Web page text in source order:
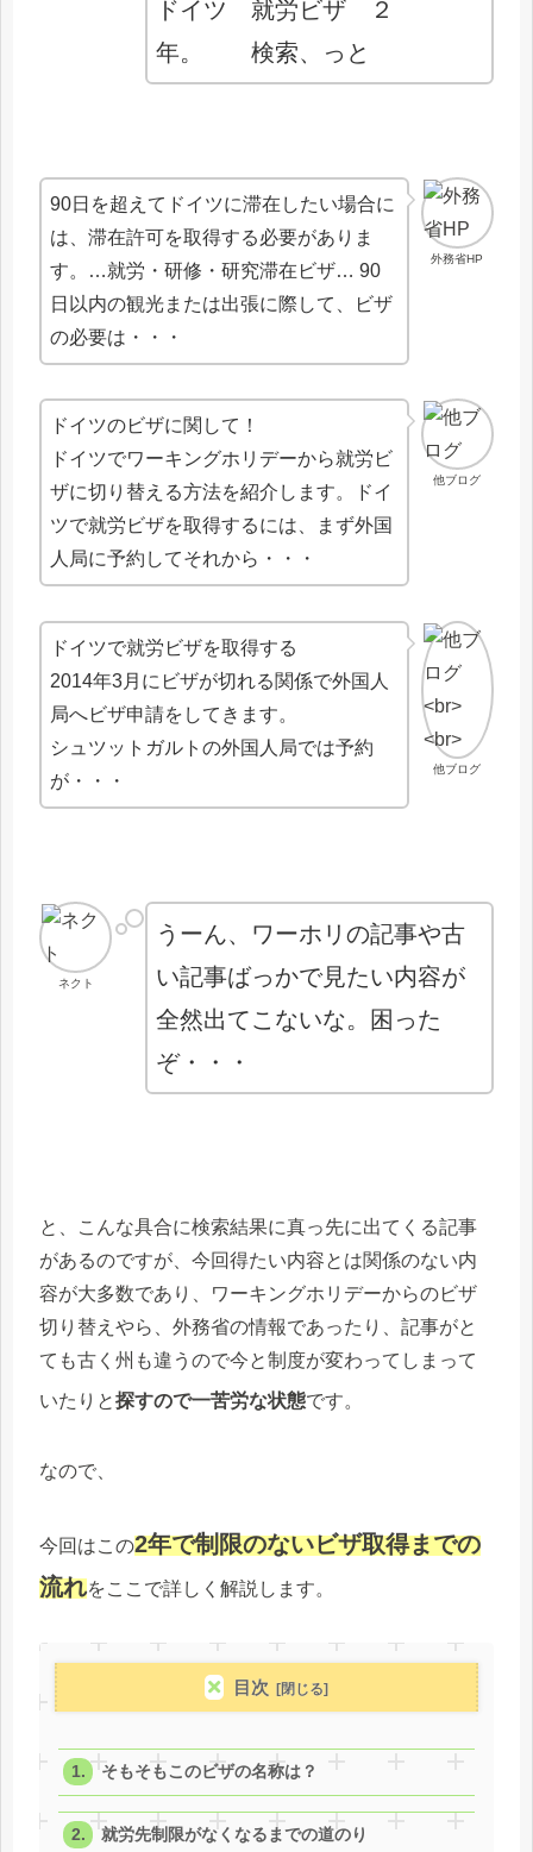
ドイツ 就労ビザ ２
年。 検索、っと
外務省HP
90日を超えてドイツに滞在したい場合に
は、滞在許可を取得する必要がありま
す。…就労・研修・研究滞在ビザ… 90
日以内の観光または出張に際して、ビザ
の必要は・・・
他ブログ
ドイツのビザに関して！
ドイツでワーキングホリデーから就労ビ
ザに切り替える方法を紹介します。ドイ
ツで就労ビザを取得するには、まず外国
人局に予約してそれから・・・
他ブログ
ドイツで就労ビザを取得する
2014年3月にビザが切れる関係で外国人
局へビザ申請をしてきます。
シュツットガルトの外国人局では予約
が・・・
ネクト
うーん、ワーホリの記事や古
い記事ばっかで見たい内容が
全然出てこないな。困った
ぞ・・・
と、こんな具合に検索結果に真っ先に出てくる記事
があるのですが、今回得たい内容とは関係のない内
容が大多数であり、ワーキングホリデーからのビザ
切り替えやら、外務省の情報であったり、記事がと
ても古く州も違うので今と制度が変わってしまって
いたりと探すので一苦労な状態です。
なので、
今回はこの2年で制限のないビザ取得までの
流れをここで詳しく解説します。
目次
そもそもこのビザの名称は？
就労先制限がなくなるまでの道のり